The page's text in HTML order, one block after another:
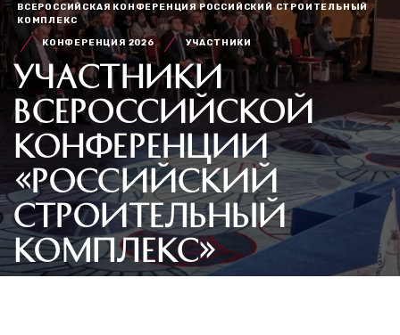
ВСЕРОССИЙСКАЯ КОНФЕРЕНЦИЯ РОССИЙСКИЙ СТРОИТЕЛЬНЫЙ
КОМПЛЕКС
КОНФЕРЕНЦИЯ 2026 УЧАСТНИКИ
УЧАСТНИКИ
ВСЕРОССИЙСКОЙ
КОНФЕРЕНЦИИ
«РОССИЙСКИЙ
СТРОИТЕЛЬНЫЙ
КОМПЛЕКС»